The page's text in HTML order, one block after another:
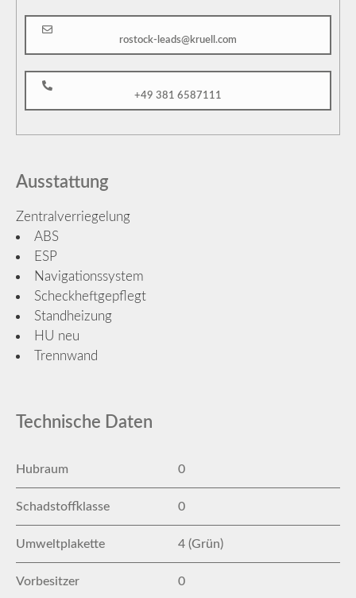
rostock-leads@kruell.com
+49 381 6587111
Ausstattung
Zentralverriegelung
ABS
ESP
Navigationssystem
Scheckheftgepflegt
Standheizung
HU neu
Trennwand
Technische Daten
Hubraum 0
Schadstoffklasse 0
Umweltplakette 4 (Grün)
Vorbesitzer 0